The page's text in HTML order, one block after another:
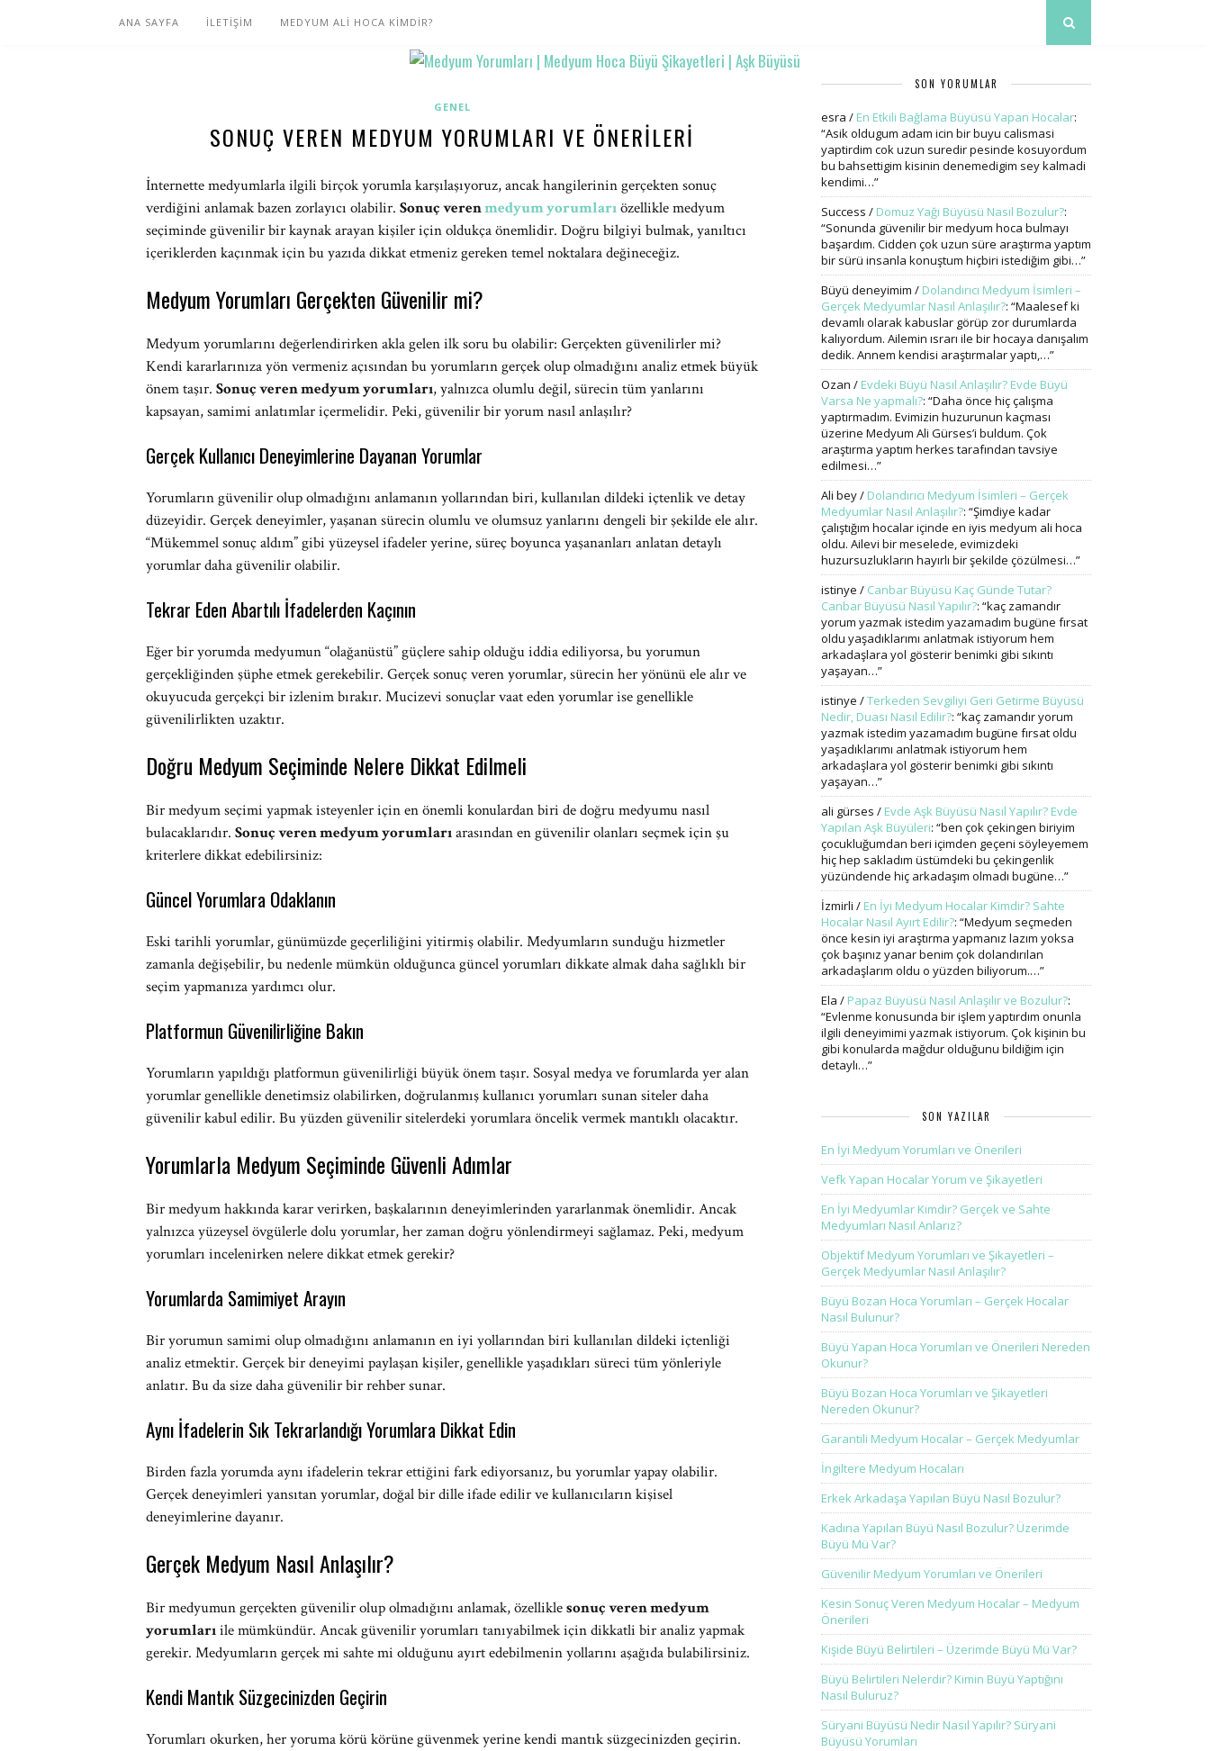
ANA SAYFA İLETİŞİM MEDYUM ALİ HOCA KİMDİR?
GENEL
SONUÇ VEREN MEDYUM YORUMLARI VE ÖNERILERI
İnternette medyumlarla ilgili birçok yorumla karşılaşıyoruz, ancak hangilerinin gerçekten sonuç
verdiğini anlamak bazen zorlayıcı olabilir. Sonuç verenmedyum yorumlarıözellikle medyum
seçiminde güvenilir bir kaynak arayan kişiler için oldukça önemlidir. Doğru bilgiyi bulmak, yanıltıcı
içeriklerden kaçınmak için bu yazıda dikkat etmeniz gereken temel noktalara değineceğiz.
Medyum Yorumları Gerçekten Güvenilir mi?
Medyum yorumlarını değerlendirirken akla gelen ilk soru bu olabilir: Gerçekten güvenilirler mi?
Kendi kararlarınıza yön vermeniz açısından bu yorumların gerçek olup olmadığını analiz etmek büyük
önem taşır. Sonuç veren medyum yorumları, yalnızca olumlu değil, sürecin tüm yanlarını
kapsayan, samimi anlatımlar içermelidir. Peki, güvenilir bir yorum nasıl anlaşılır?
Gerçek Kullanıcı Deneyimlerine Dayanan Yorumlar
Yorumların güvenilir olup olmadığını anlamanın yollarından biri, kullanılan dildeki içtenlik ve detay
düzeyidir. Gerçek deneyimler, yaşanan sürecin olumlu ve olumsuz yanlarını dengeli bir şekilde ele alır.
“Mükemmel sonuç aldım” gibi yüzeysel ifadeler yerine, süreç boyunca yaşananları anlatan detaylı
yorumlar daha güvenilir olabilir.
Tekrar Eden Abartılı İfadelerden Kaçının
Eğer bir yorumda medyumun “olağanüstü” güçlere sahip olduğu iddia ediliyorsa, bu yorumun
gerçekliğinden şüphe etmek gerekebilir. Gerçek sonuç veren yorumlar, sürecin her yönünü ele alır ve
okuyucuda gerçekçi bir izlenim bırakır. Mucizevi sonuçlar vaat eden yorumlar ise genellikle
güvenilirlikten uzaktır.
Doğru Medyum Seçiminde Nelere Dikkat Edilmeli
Bir medyum seçimi yapmak isteyenler için en önemli konulardan biri de doğru medyumu nasıl
bulacaklarıdır. Sonuç veren medyum yorumlarıarasından en güvenilir olanları seçmek için şu
kriterlere dikkat edebilirsiniz:
Güncel Yorumlara Odaklanın
Eski tarihli yorumlar, günümüzde geçerliliğini yitirmiş olabilir. Medyumların sunduğu hizmetler
zamanla değişebilir, bu nedenle mümkün olduğunca güncel yorumları dikkate almak daha sağlıklı bir
seçim yapmanıza yardımcı olur.
Platformun Güvenilirliğine Bakın
Yorumların yapıldığı platformun güvenilirliği büyük önem taşır. Sosyal medya ve forumlarda yer alan
yorumlar genellikle denetimsiz olabilirken, doğrulanmış kullanıcı yorumları sunan siteler daha
güvenilir kabul edilir. Bu yüzden güvenilir sitelerdeki yorumlara öncelik vermek mantıklı olacaktır.
Yorumlarla Medyum Seçiminde Güvenli Adımlar
Bir medyum hakkında karar verirken, başkalarının deneyimlerinden yararlanmak önemlidir. Ancak
yalnızca yüzeysel övgülerle dolu yorumlar, her zaman doğru yönlendirmeyi sağlamaz. Peki, medyum
yorumları incelenirken nelere dikkat etmek gerekir?
Yorumlarda Samimiyet Arayın
Bir yorumun samimi olup olmadığını anlamanın en iyi yollarından biri kullanılan dildeki içtenliği
analiz etmektir. Gerçek bir deneyimi paylaşan kişiler, genellikle yaşadıkları süreci tüm yönleriyle
anlatır. Bu da size daha güvenilir bir rehber sunar.
Aynı İfadelerin Sık Tekrarlandığı Yorumlara Dikkat Edin
Birden fazla yorumda aynı ifadelerin tekrar ettiğini fark ediyorsanız, bu yorumlar yapay olabilir.
Gerçek deneyimleri yansıtan yorumlar, doğal bir dille ifade edilir ve kullanıcıların kişisel
deneyimlerine dayanır.
Gerçek Medyum Nasıl Anlaşılır?
Bir medyumun gerçekten güvenilir olup olmadığını anlamak, özelliklesonuç veren medyum
yorumlarıile mümkündür. Ancak güvenilir yorumları tanıyabilmek için dikkatli bir analiz yapmak
gerekir. Medyumların gerçek mi sahte mi olduğunu ayırt edebilmenin yollarını aşağıda bulabilirsiniz.
Kendi Mantık Süzgecinizden Geçirin
Yorumları okurken, her yoruma körü körüne güvenmek yerine kendi mantık süzgecinizden geçirin.
SON YORUMLAR
esra / En Etkili Bağlama Büyüsü Yapan Hocalar:
“Asik oldugum adam icin bir buyu calismasi
yaptirdim cok uzun suredir pesinde kosuyordum
bu bahsettigim kisinin denemedigim sey kalmadi
kendimi…”
Success / Domuz Yağı Büyüsü Nasıl Bozulur?:
“Sonunda güvenilir bir medyum hoca bulmayı
başardım. Cidden çok uzun süre araştırma yaptım
bir sürü insanla konuştum hiçbiri istediğim gibi…”
Büyü deneyimim / Dolandırıcı Medyum İsimleri –
Gerçek Medyumlar Nasıl Anlaşılır?: “Maalesef ki
devamlı olarak kabuslar görüp zor durumlarda
kalıyordum. Ailemin ısrarı ile bir hocaya danışalım
dedik. Annem kendisi araştırmalar yaptı,…”
Ozan / Evdeki Büyü Nasıl Anlaşılır? Evde Büyü
Varsa Ne yapmalı?: “Daha önce hiç çalışma
yaptırmadım. Evimizin huzurunun kaçması
üzerine Medyum Ali Gürses’i buldum. Çok
araştırma yaptım herkes tarafından tavsiye
edilmesi…”
Ali bey/ Dolandırıcı Medyum İsimleri – Gerçek
Medyumlar Nasıl Anlaşılır?: “Şimdiye kadar
çalıştığım hocalar içinde en iyis medyum ali hoca
oldu. Ailevi bir meselede, evimizdeki
huzursuzlukların hayırlı bir şekilde çözülmesi…”
istinye / Canbar Büyüsü Kaç Günde Tutar?
Canbar Büyüsü Nasıl Yapılır?: “kaç zamandır
yorum yazmak istedim yazamadım bugüne fırsat
oldu yaşadıklarımı anlatmak istiyorum hem
arkadaşlara yol gösterir benimki gibi sıkıntı
yaşayan…”
istinye /Terkeden Sevgiliyi Geri Getirme Büyüsü
Nedir, Duası Nasıl Edilir?: “kaç zamandır yorum
yazmak istedim yazamadım bugüne fırsat oldu
yaşadıklarımı anlatmak istiyorum hem
arkadaşlara yol gösterir benimki gibi sıkıntı
yaşayan…”
ali gürses / Evde Aşk Büyüsü Nasıl Yapılır? Evde
Yapılan Aşk Büyüleri: “ben çok çekingen biriyim
çocukluğumdan beri içimden geçeni söyleyemem
hiç hep sakladım üstümdeki bu çekingenlik
yüzündende hiç arkadaşım olmadı bugüne…”
İzmirli / En İyi Medyum Hocalar Kimdir? Sahte
Hocalar Nasıl Ayırt Edilir?: “Medyum seçmeden
önce kesin iyi araştırma yapmanız lazım yoksa
çok başınız yanar benim çok dolandırılan
arkadaşlarım oldu o yüzden biliyorum.…”
Ela / Papaz Büyüsü Nasıl Anlaşılır ve Bozulur?:
“Evlenme konusunda bir işlem yaptırdım onunla
ilgili deneyimimi yazmak istiyorum. Çok kişinin bu
gibi konularda mağdur olduğunu bildiğim için
detaylı…”
SON YAZILAR
En İyi Medyum Yorumları ve Önerileri
Vefk Yapan Hocalar Yorum ve Şikayetleri
En İyi Medyumlar Kimdir? Gerçek ve Sahte
Medyumları Nasıl Anlarız?
Objektif Medyum Yorumları ve Şikayetleri –
Gerçek Medyumlar Nasıl Anlaşılır?
Büyü Bozan Hoca Yorumları – Gerçek Hocalar
Nasıl Bulunur?
Büyü Yapan Hoca Yorumları ve Önerileri Nereden
Okunur?
Büyü Bozan Hoca Yorumları ve Şikayetleri
Nereden Okunur?
Garantili Medyum Hocalar – Gerçek Medyumlar
İngiltere Medyum Hocaları
Erkek Arkadaşa Yapılan Büyü Nasıl Bozulur?
Kadına Yapılan Büyü Nasıl Bozulur? Üzerimde
Büyü Mü Var?
Güvenilir Medyum Yorumları ve Önerileri
Kesin Sonuç Veren Medyum Hocalar – Medyum
Önerileri
Kişide Büyü Belirtileri – Üzerimde Büyü Mü Var?
Büyü Belirtileri Nelerdir? Kimin Büyü Yaptığını
Nasıl Buluruz?
Süryani Büyüsü Nedir Nasıl Yapılır? Süryani
Büyüsü Yorumları